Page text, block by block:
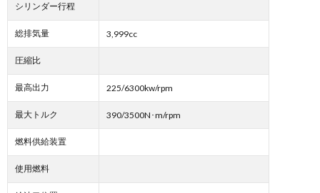
シリンダー行程
総排気量 3,999cc
圧縮比
最高出力 225/6300kw/rpm
最大トルク 390/3500N･m/rpm
燃料供給装置
使用燃料